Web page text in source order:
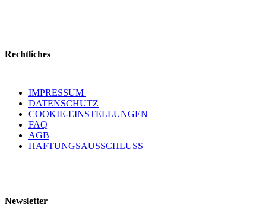
Rechtliches
IMPRESSUM
DATENSCHUTZ
COOKIE-EINSTELLUNGEN
FAQ
AGB
HAFTUNGSAUSSCHLUSS
Newsletter